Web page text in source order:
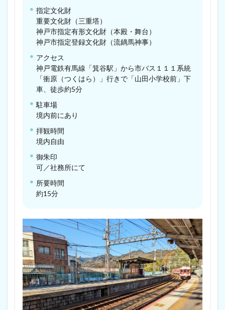
指定文化財
重要文化財（三重塔）
神戸市指定有形文化財（本殿・舞台）
神戸市指定登録文化財（流鏑馬神事）
アクセス
神戸電鉄有馬線「箕谷駅」から市バス１１１系統
「衝原（つくはら）」行きで「山田小学校前」下
車、徒歩約5分
駐車場
境内前にあり
拝観時間
境内自由
御朱印
可／社務所にて
所要時間
約15分